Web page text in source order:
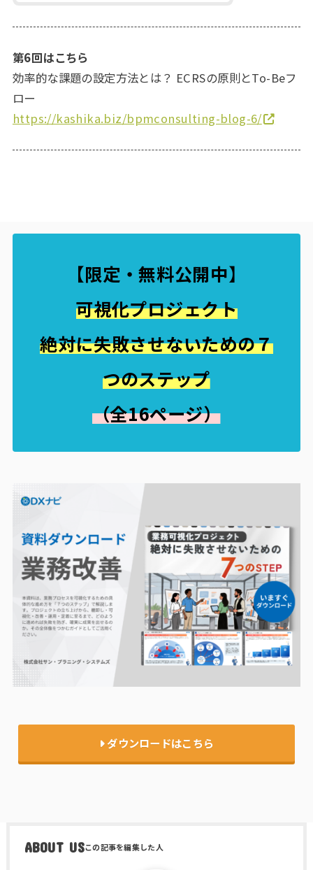
第6回はこちら
効率的な課題の設定方法とは？ ECRSの原則とTo-Beフ
ロー
https://kashika.biz/bpmconsulting-blog-6/
【限定・無料公開中】
可視化プロジェクト
絶対に失敗させないための７
つのステップ
（全16ページ）
ダウンロードはこちら
ABOUT US